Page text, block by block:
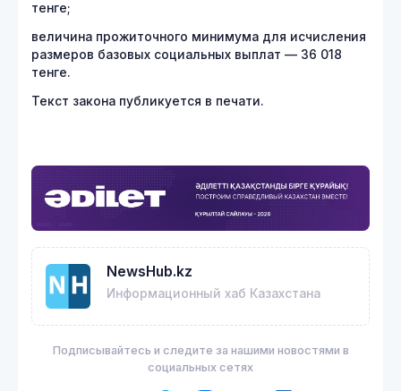
тенге;
величина прожиточного минимума для исчисления
размеров базовых социальных выплат — 36 018
тенге.
Текст закона публикуется в печати.
NewsHub.kz
Информационный хаб Казахстана
Подписывайтесь и следите за нашими новостями в
социальных сетях